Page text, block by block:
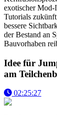
exotischer
Tutorials
bessere
der Bestand an
Bauvorhaben
Idee für
am
02:25:27